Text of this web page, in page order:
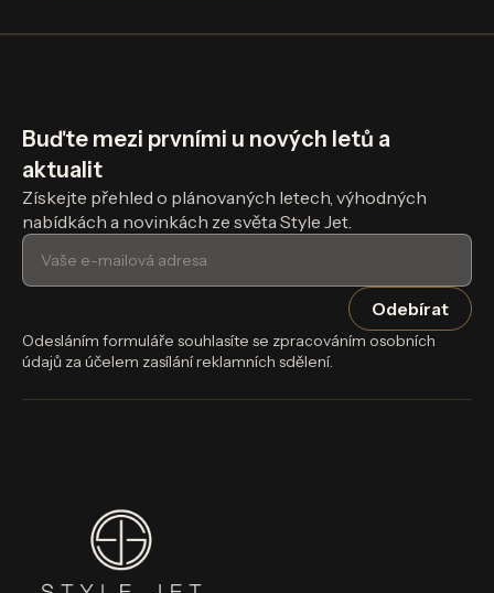
Buďte mezi prvními u nových letů a
aktualit
Získejte přehled o plánovaných letech, výhodných
nabídkách a novinkách ze světa Style Jet.
Odesláním formuláře souhlasíte se zpracováním osobních
údajů za účelem zasílání reklamních sdělení.